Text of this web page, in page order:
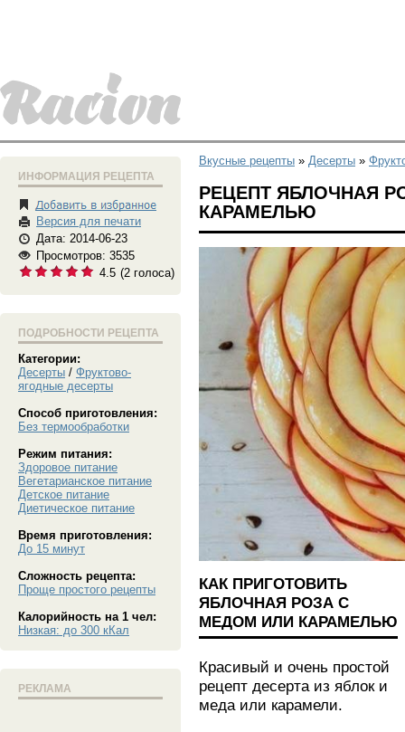
Вкусные рецепты » Десерты »
ИНФОРМАЦИЯ РЕЦЕПТА
Версия для печати
Дата: 2014-06-23
Просмотров: 3535
4.5 (2 голоса)
ПОДРОБНОСТИ РЕЦЕПТА
Категории:
Десерты / Фруктово-
ягодные десерты
Способ приготовления:
Без термообработки
Режим питания:
Здоровое питание
Вегетарианское питание
Детское питание
Диетическое питание
Время приготовления:
До 15 минут
Сложность рецепта:
Проще простого рецепты
Калорийность на 1 чел:
Низкая: до 300 кКал
РЕКЛАМА
РЕЦЕПТ ЯБЛОЧНАЯ
КАРАМЕЛЬЮ
КАК ПРИГОТОВИТЬ
ЯБЛОЧНАЯ РОЗА С
МЕДОМ ИЛИ КАРАМЕЛЬЮ
Красивый и очень простой
рецепт десерта из яблок и
меда или карамели.